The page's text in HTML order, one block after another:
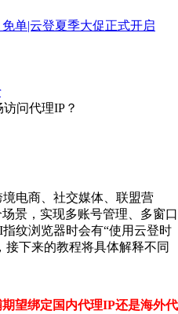
单|云登夏季大促正式开启
问代理IP？
电商、社交媒体、联盟营
景，实现多账号管理、多窗口
纹浏览器时会有“使用云登时
接下来的教程将具体解释不同
望绑定国内代理IP还是海外代